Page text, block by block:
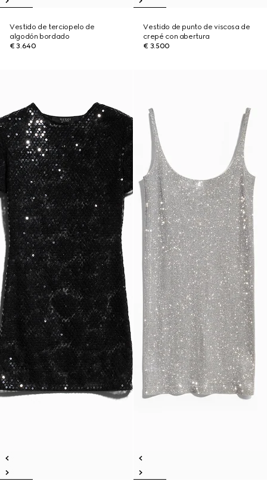
Vestido de terciopelo de
algodón bordado
€ 3.640
Vestido de punto de viscosa de
crepé con abertura
€ 3.500